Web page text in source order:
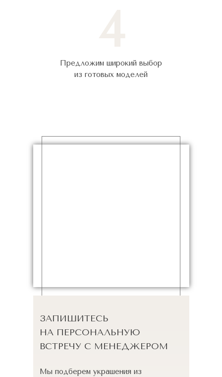
Предложим широкий выбор
из готовых моделей
ЗАПИШИТЕСЬ
НА ПЕРСОНАЛЬНУЮ
ВСТРЕЧУ С МЕНЕДЖЕРОМ
Мы подберем украшения из